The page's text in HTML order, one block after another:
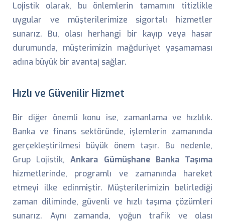
Lojistik olarak, bu önlemlerin tamamını titizlikle
uygular ve müşterilerimize sigortalı hizmetler
sunarız. Bu, olası herhangi bir kayıp veya hasar
durumunda, müşterimizin mağduriyet yaşamaması
adına büyük bir avantaj sağlar.
Hızlı ve Güvenilir Hizmet
Bir diğer önemli konu ise, zamanlama ve hızlılık.
Banka ve finans sektöründe, işlemlerin zamanında
gerçekleştirilmesi büyük önem taşır. Bu nedenle,
Grup Lojistik,Ankara Gümüşhane Banka Taşıma
hizmetlerinde, programlı ve zamanında hareket
etmeyi ilke edinmiştir. Müşterilerimizin belirlediği
zaman diliminde, güvenli ve hızlı taşıma çözümleri
sunarız. Aynı zamanda, yoğun trafik ve olası